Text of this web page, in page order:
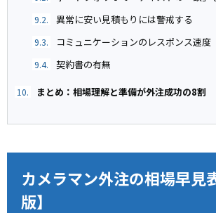
9.2. 異常に安い見積もりには警戒する
9.3. コミュニケーションのレスポンス速度
9.4. 契約書の有無
10. まとめ：相場理解と準備が外注成功の8割
カメラマン外注の相場早見
版】